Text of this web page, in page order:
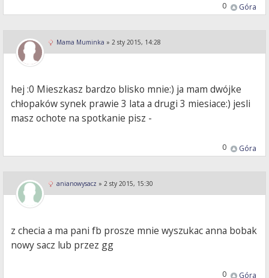
Góra
0
Mama Muminka » 2 sty 2015, 14:28
hej :0 Mieszkasz bardzo blisko mnie:) ja mam dwójke
chłopaków synek prawie 3 lata a drugi 3 miesiace:) jesli
masz ochote na spotkanie pisz -
Góra
0
anianowysacz » 2 sty 2015, 15:30
z checia a ma pani fb prosze mnie wyszukac anna bobak
nowy sacz lub przez gg
Góra
0